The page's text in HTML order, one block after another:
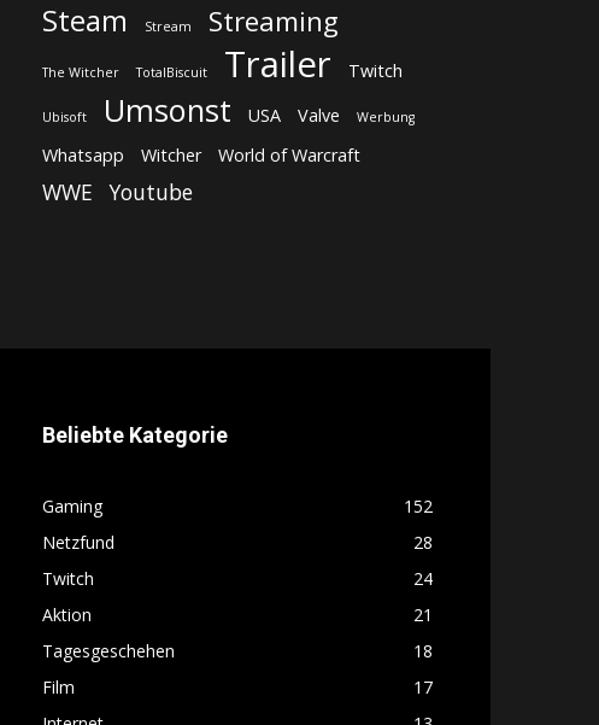
Steam Stream Streaming
The Witcher TotalBiscuit Trailer Twitch
Ubisoft Umsonst USA Valve Werbung
Whatsapp Witcher World of Warcraft
WWE Youtube
Beliebte Kategorie
Gaming
152
Netzfund
28
Twitch
24
Aktion
21
Tagesgeschehen
18
Film
17